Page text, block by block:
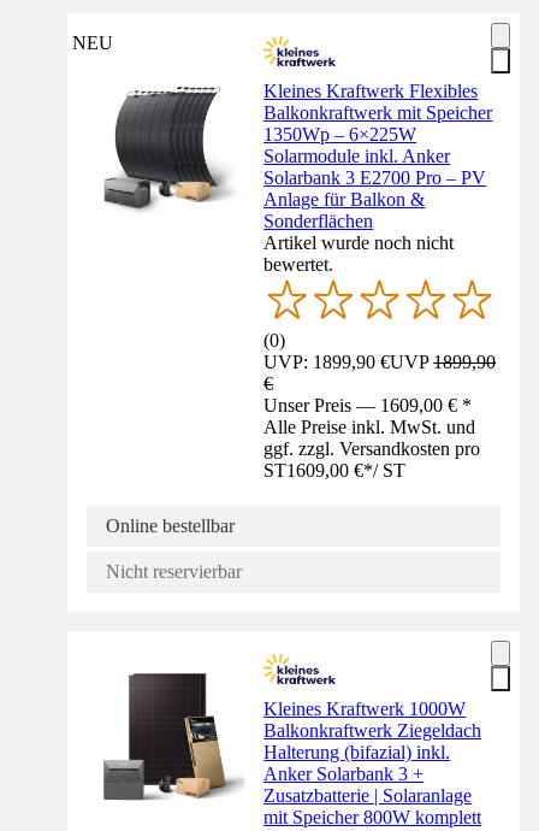
NEU
Kleines Kraftwerk Flexibles
Balkonkraftwerk mit Speicher
1350Wp – 6×225W
Solarmodule inkl. Anker
Solarbank 3 E2700 Pro – PV
Anlage für Balkon &
Sonderflächen
Artikel wurde noch nicht
bewertet.
(0)
UVP: 1899,90 €UVP1899,90
€
Unser Preis — 1609,00 € *
Alle Preise inkl. MwSt. und
ggf. zzgl. Versandkosten pro
ST1609,00 €*/ ST
Online bestellbar
Nicht reservierbar
Kleines Kraftwerk 1000W
Balkonkraftwerk Ziegeldach
Halterung (bifazial) inkl.
Anker Solarbank 3 +
Zusatzbatterie | Solaranlage
mit Speicher 800W komplett